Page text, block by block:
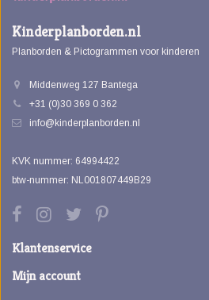
Kinderplanborden.nl
Planborden & Pictogrammen voor kinderen
Middenweg 127 Bantega
+31 (0)30 369 0 362
info@kinderplanborden.nl
KVK nummer: 64994422
btw-nummer: NL001807449B29
Klantenservice
Mijn account